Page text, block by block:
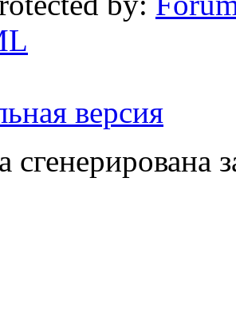
версия
сгенерирована